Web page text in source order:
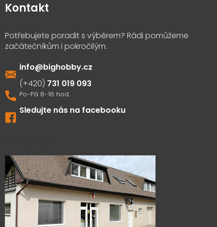
Kontakt
info@bighobby.cz
731 019 093
Sledujte nás na facebooku